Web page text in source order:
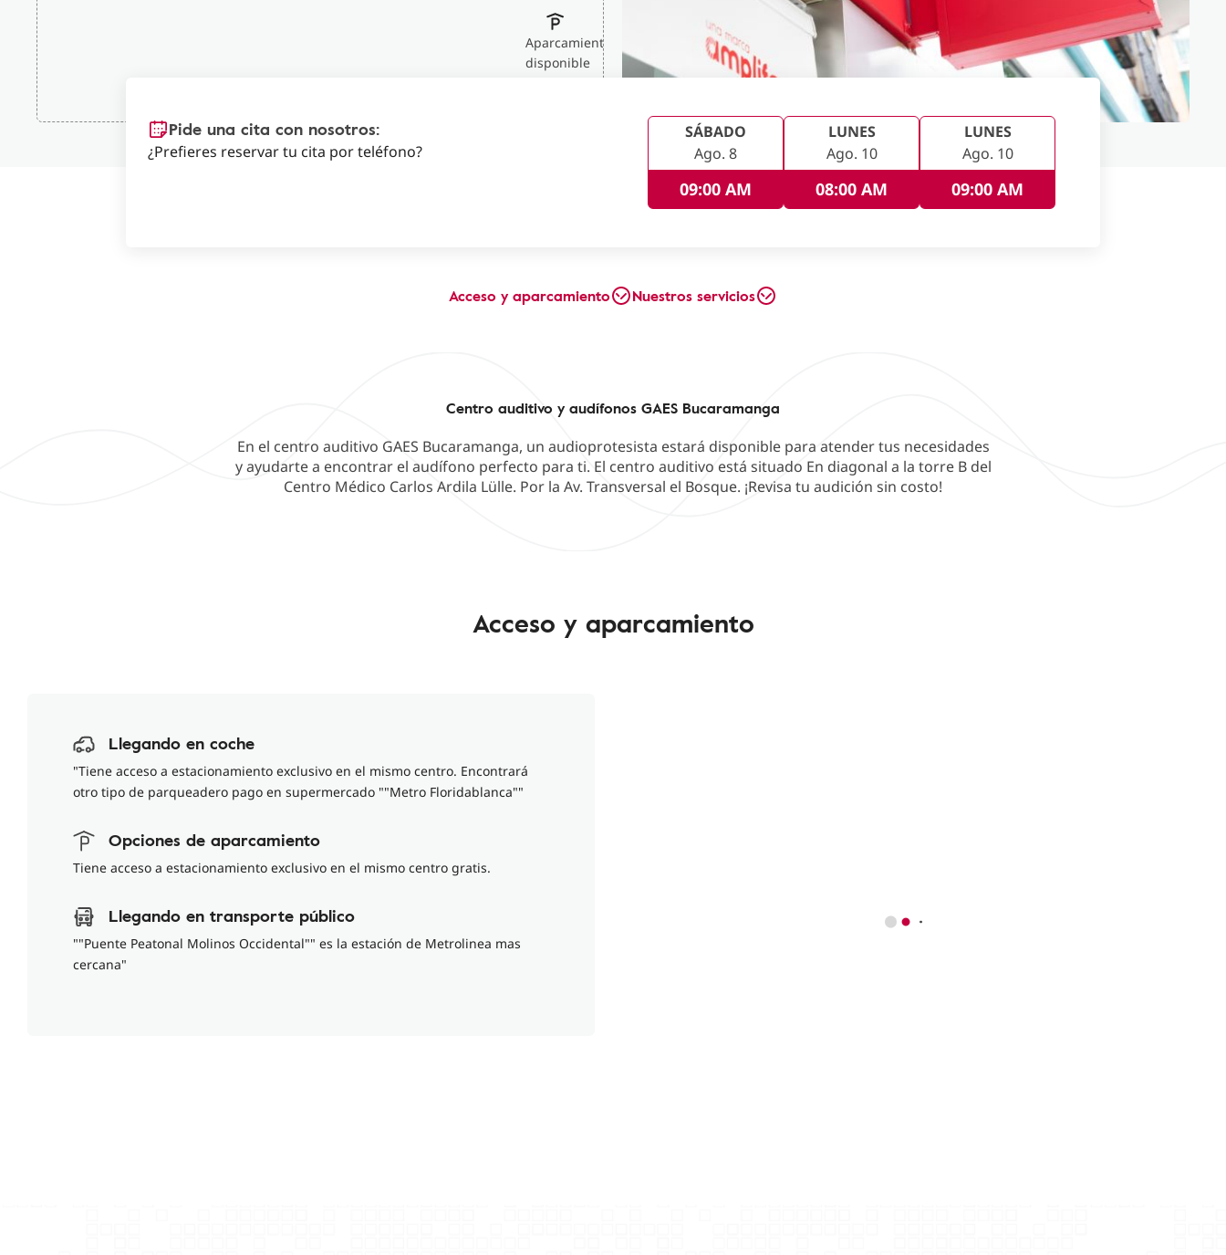
Aparcamiento
disponible
Pide una cita con nosotros:
¿Prefieres reservar tu cita por teléfono?
SÁBADO
Ago. 8
09:00 AM
LUNES
Ago. 10
08:00 AM
LUNES
Ago. 10
09:00 AM
Acceso y aparcamiento Nuestros servicios
Centro auditivo y audífonos GAES Bucaramanga
En el centro auditivo GAES Bucaramanga, un audioprotesista estará disponible para atender tus necesidades
y ayudarte a encontrar el audífono perfecto para ti. El centro auditivo está situado En diagonal a la torre B del
Centro Médico Carlos Ardila Lülle. Por la Av. Transversal el Bosque. ¡Revisa tu audición sin costo!
Acceso y aparcamiento
Llegando en coche
"Tiene acceso a estacionamiento exclusivo en el mismo centro. Encontrará
otro tipo de parqueadero pago en supermercado ""Metro Floridablanca""
Opciones de aparcamiento
Tiene acceso a estacionamiento exclusivo en el mismo centro gratis.
Llegando en transporte público
""Puente Peatonal Molinos Occidental"" es la estación de Metrolinea mas
cercana"